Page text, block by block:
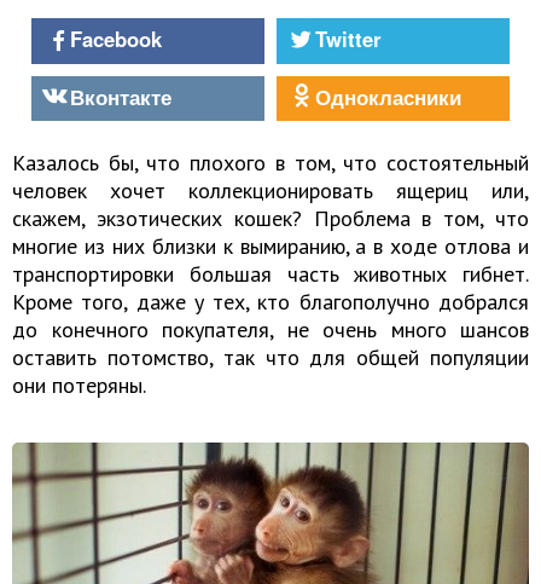
Facebook
Twitter
Вконтакте
Однокласники
Казалось бы, что плохого в том, что состоятельный
человек хочет коллекционировать ящериц или,
скажем, экзотических кошек? Проблема в том, что
многие из них близки к вымиранию, а в ходе отлова и
транспортировки большая часть животных гибнет.
Кроме того, даже у тех, кто благополучно добрался
до конечного покупателя, не очень много шансов
оставить потомство, так что для общей популяции
они потеряны.